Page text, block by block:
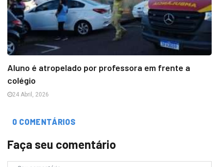
Aluno é atropelado por professora em frente a
colégio
24 Abril, 2026
0 COMENTÁRIOS
Faça seu comentário